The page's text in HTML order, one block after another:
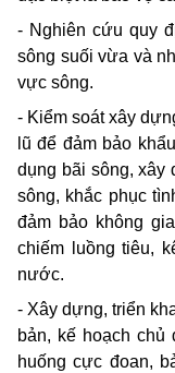
- Nghiên cứu quy
sông suối vừa và
vực sông.
- Kiểm soát xây
lũ để đảm bảo
dụng bãi sông, xây
sông, khắc phục
đảm bảo không
chiếm luồng tiêu,
nước.
- Xây dựng, triển
bản, kế hoạch
huống cực đoan,